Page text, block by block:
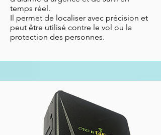
temps réel.
Il permet de localiser avec précision et
peut être utilisé contre le vol ou la
protection des personnes.